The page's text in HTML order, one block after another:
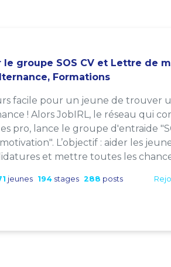
le groupe SOS CV et Lettre de
Formations
facile pour un jeune de trouver
! Alors JobIRL, le réseau qui
pro, lance le groupe d'entraide
L’objectif : aider les
et mettre toutes les
jeunes 194 stages 288 posts